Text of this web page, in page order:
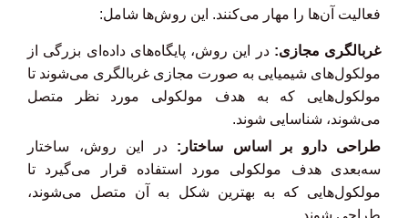
فعالیت آن‌ها را مهار می‌کنند. این روش‌ها شامل:
غربالگری مجازی: در این روش، پایگاه‌های داده‌ای بزرگی از
مولکول‌های شیمیایی به صورت مجازی غربالگری می‌شوند تا
مولکول‌هایی که به هدف مولکولی مورد نظر متصل
می‌شوند، شناسایی شوند.
طراحی دارو بر اساس ساختار: در این روش، ساختار
سه‌بعدی هدف مولکولی مورد استفاده قرار می‌گیرد تا
مولکول‌هایی که به بهترین شکل به آن متصل می‌شوند،
طراحی شوند.